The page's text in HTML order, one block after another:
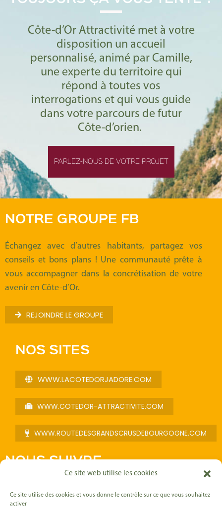
Ce site web utilise les cookies
Ce site utilise des cookies et vous donne le contrôle sur ce que vous souhaitez
activer
Côte-d’Or Attractivité met à votre
disposition un accueil
personnalisé, animé par Camille,
une experte du territoire qui
répond à toutes vos
interrogations et qui vous guide
dans votre parcours de futur
Côte-d’orien.
PARLEZ-NOUS DE VOTRE PROJET
NOTRE GROUPE FB
Échangez avec d’autres habitants, partagez vos
conseils et bons plans ! Une communauté prête à
vous accompagner dans la concrétisation de votre
avenir en Côte-d’Or.
REJOINDRE LE GROUPE
NOS SITES
WWW.LACOTEDORJADORE.COM
WWW.COTEDOR-ATTRACTIVITE.COM
WWW.ROUTEDESGRANDSCRUSDEBOURGOGNE.COM
NOUS SUIVRE
a
n
i
o